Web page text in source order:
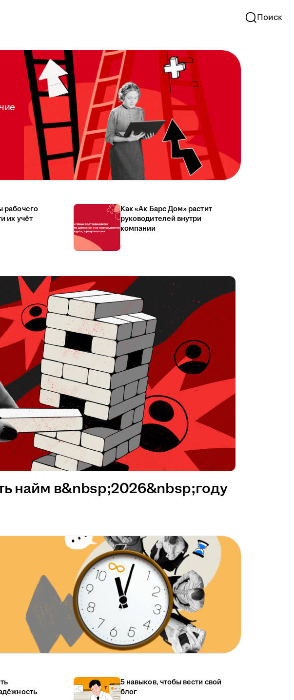
Поиск
рабочего
их учёт
Как «Ак Барс Дом» растит
руководителей внутри
компании
найм в&nbsp;2026&nbsp;году
5 навыков, чтобы вести свой
блог